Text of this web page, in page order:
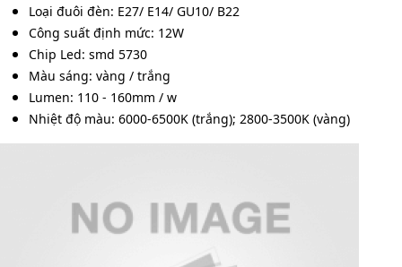
Loại đuôi đèn: E27/ E14/ GU10/ B22
Công suất định mức: 12W
Chip Led: smd 5730
Màu sáng: vàng / trắng
Lumen: 110 - 160mm / w
Nhiệt độ màu: 6000-6500K (trắng); 2800-3500K (vàng)